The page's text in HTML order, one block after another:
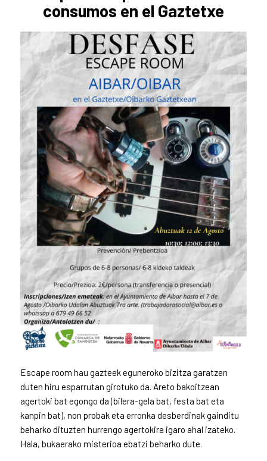
consumos en el Gaztetxe
Escape room hau gazteek eguneroko bizitza garatzen
duten hiru esparrutan girotuko da. Areto bakoitzean
agertoki bat egongo da (bilera-gela bat, festa bat eta
kanpin bat), non probak eta erronka desberdinak gainditu
beharko dituzten hurrengo agertokira igaro ahal izateko.
Hala, bukaerako misterioa ebatzi beharko dute.